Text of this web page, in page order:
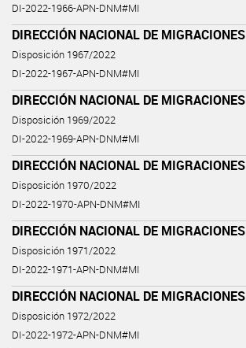
DI-2022-1966-APN-DNM#MI
DIRECCIÓN NACIONAL DE MIGRACIONES
Disposición 1967/2022
DI-2022-1967-APN-DNM#MI
DIRECCIÓN NACIONAL DE MIGRACIONES
Disposición 1969/2022
DI-2022-1969-APN-DNM#MI
DIRECCIÓN NACIONAL DE MIGRACIONES
Disposición 1970/2022
DI-2022-1970-APN-DNM#MI
DIRECCIÓN NACIONAL DE MIGRACIONES
Disposición 1971/2022
DI-2022-1971-APN-DNM#MI
DIRECCIÓN NACIONAL DE MIGRACIONES
Disposición 1972/2022
DI-2022-1972-APN-DNM#MI